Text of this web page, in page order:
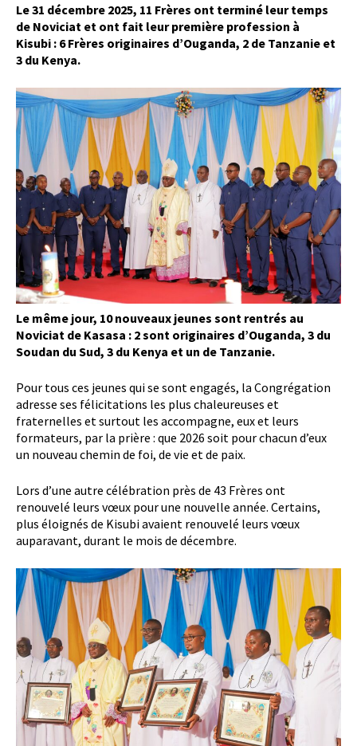
Le 31 décembre 2025, 11 Frères ont terminé leur temps
de Noviciat et ont fait leur première profession à
Kisubi : 6 Frères originaires d’Ouganda, 2 de Tanzanie et
3 du Kenya.
Le même jour, 10 nouveaux jeunes sont rentrés au
Noviciat de Kasasa : 2 sont originaires d’Ouganda, 3 du
Soudan du Sud, 3 du Kenya et un de Tanzanie.
Pour tous ces jeunes qui se sont engagés, la Congrégation
adresse ses félicitations les plus chaleureuses et
fraternelles et surtout les accompagne, eux et leurs
formateurs, par la prière : que 2026 soit pour chacun d’eux
un nouveau chemin de foi, de vie et de paix.
Lors d’une autre célébration près de 43 Frères ont
renouvelé leurs vœux pour une nouvelle année. Certains,
plus éloignés de Kisubi avaient renouvelé leurs vœux
auparavant, durant le mois de décembre.